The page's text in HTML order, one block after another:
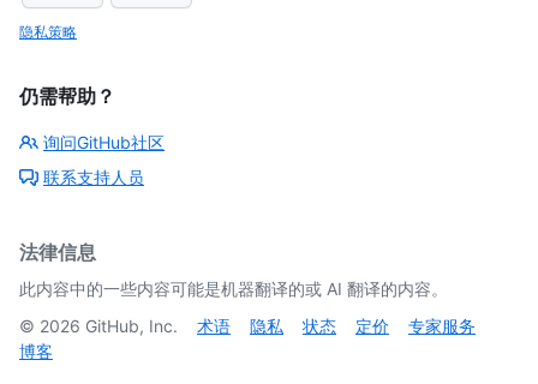
隐私策略
仍需帮助？
询问GitHub社区
联系支持人员
法律信息
此内容中的一些内容可能是机器翻译的或 AI 翻译的内容。
© 2026 GitHub, Inc. 术语 隐私 状态 定价
专家服务
博客